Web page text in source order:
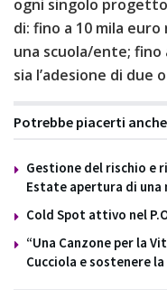
ogni singolo
di: fino a 10 mila euro
una scuola/ente; fino
sia l’adesione di due
Potrebbe piacerti anche
Gestione del rischio e
Estate apertura di una
Cold Spot attivo nel
“Una Canzone per la
Cucciola e sostenere